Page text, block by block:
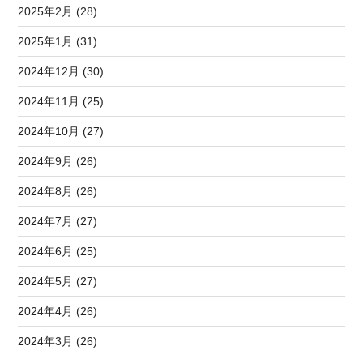
2025年2月 (28)
2025年1月 (31)
2024年12月 (30)
2024年11月 (25)
2024年10月 (27)
2024年9月 (26)
2024年8月 (26)
2024年7月 (27)
2024年6月 (25)
2024年5月 (27)
2024年4月 (26)
2024年3月 (26)